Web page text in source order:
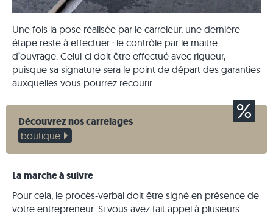
Une fois la pose réalisée par le carreleur, une dernière
étape reste à effectuer : le contrôle par le maitre
d’ouvrage. Celui-ci doit être effectué avec rigueur,
puisque sa signature sera le point de départ des garanties
auxquelles vous pourrez recourir.
Découvrez nos carrelages
boutique
La marche à suivre
Pour cela, le procès-verbal doit être signé en présence de
votre entrepreneur. Si vous avez fait appel à plusieurs